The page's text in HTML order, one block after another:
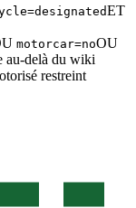
ET
motorcar=noOU
au-delà du wiki
restreint